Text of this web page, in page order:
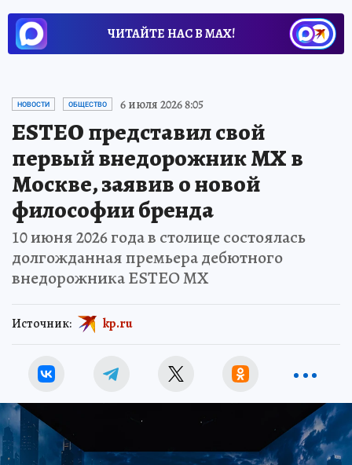
ЧИТАЙТЕ НАС В МАХ!
НОВОСТИ ОБЩЕСТВО 6 июля 2026 8:05
ESTEO представил свой
первый внедорожник MX в
Москве, заявив о новой
философии бренда
10 июня 2026 года в столице состоялась
долгожданная премьера дебютного
внедорожника ESTEO MX
Источник: kp.ru